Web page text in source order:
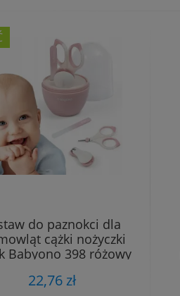
do paznokci dla
cążki nożyczki
Babyono 398 różowy
22,76 zł